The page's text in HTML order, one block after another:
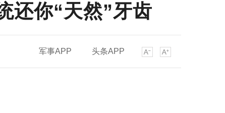
还你“天然”牙齿
军事APP 头条APP